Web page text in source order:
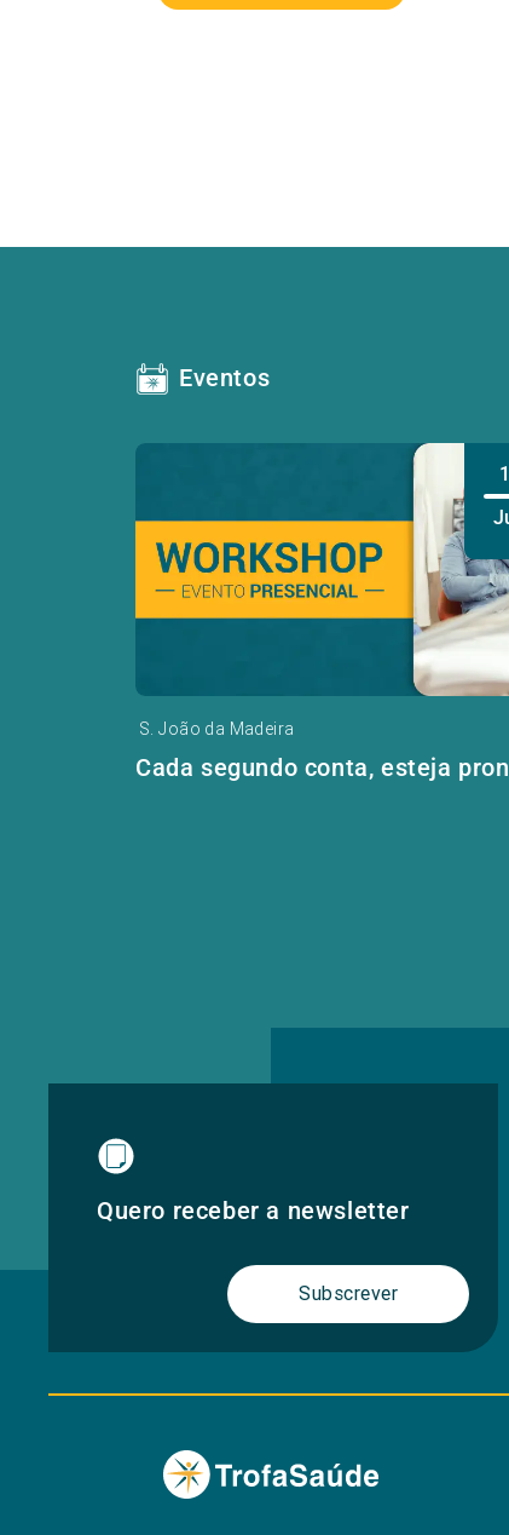
Eventos
S. João da Madeira
Cada segundo conta, esteja
Quero receber a newsletter
Subscrever